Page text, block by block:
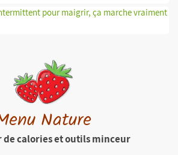
pour maigrir, ça marche vraiment
Nature
de calories et outils minceur